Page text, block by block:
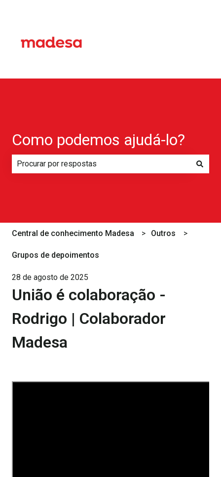
Como podemos ajudá-lo?
Central de conhecimento Madesa Outros
Grupos de depoimentos
28 de agosto de 2025
União é colaboração -
Rodrigo | Colaborador
Madesa